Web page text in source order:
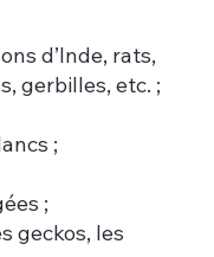
d’Inde, rats,
gerbilles, etc. ;
;
;
geckos, les